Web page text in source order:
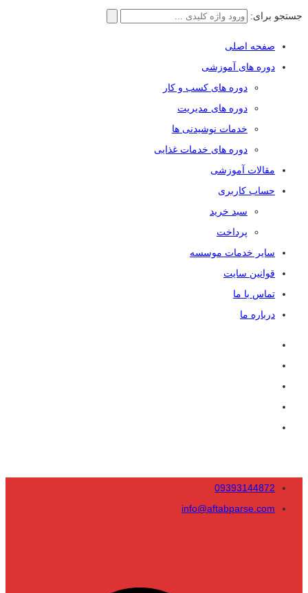
جستجو برای:
صفحه اصلی
دوره های آموزشی
دوره های کسب و کار
دوره های مدیریت
خدمات نوشیدنی ها
دوره های خدمات غذایی
مقالات آموزشی
حساب کاربری
سبد خرید
پرداخت
سایر خدمات موسسه
قوانین سایت
تماس با ما
درباره ما
09393144872
info@aftabparse.com